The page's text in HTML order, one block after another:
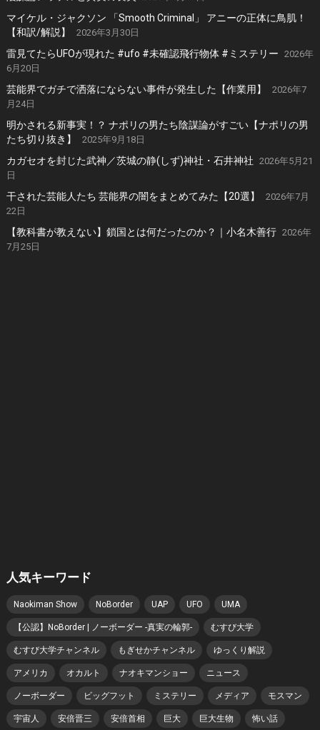
マイケル・ジャクソン 「Smooth Criminal」 アニーの正体に鳥肌！
【和訳/解説】
2026年3月30日
雷見てたらUFOが現れた #ufo #未確認飛行物体 #ミステリー 2026年
6月20日
芸能界でガチで洒落にならない事件が発生した【作業用】
2026年7
月24日
明かされる新事実！？ ナポリの男たち陰謀論がすごい【ナポリの男
たち切り抜き】
2025年9月18日
カガセオを封じた武神／茨城の静(しず)神社・石井神社 2026年5月21
日
干された芸能人たち 芸能界の闇をまとめてみた【20選】
2026年7月
22日
【教科書が教えない】鎖国とは何だったのか？｜小名木善行 2026年
7月25日
人気キーワード
Naokiman Show NoBorder UAP UFO UMA
【公認】NoBorder | ノーボーダー -真実の輪郭- むすび大学
むすび大学チャンネル もぎせかチャンネル ゆっくり解説
アメリカ オカルト ナオキマンショー ニュース
ノーボーダー ビッグフット ミステリー メディア モスマン
宇宙人 安倍晋三 安倍首相 巨大 巨大生物 怖い話